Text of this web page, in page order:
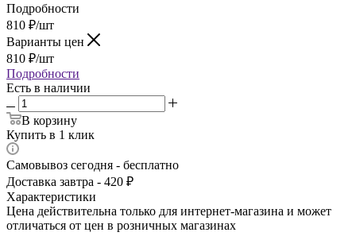
Подробности
810 ₽/шт
Варианты цен
810 ₽/шт
Подробности
Есть в наличии
В корзину
Купить в 1 клик
Самовывоз сегодня - бесплатно
Доставка завтра - 420 ₽
Характеристики
Цена действительна только для интернет-магазина и может
отличаться от цен в розничных магазинах